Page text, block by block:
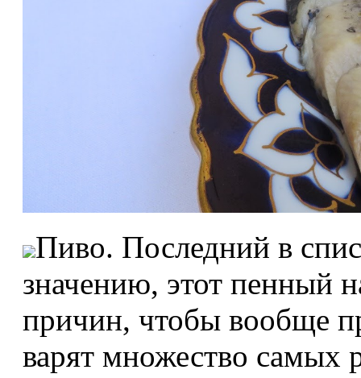
Пиво. Последний в
значению, этот пенный
причин, чтобы вообще
варят множество самых